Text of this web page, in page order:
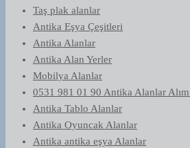
Taş plak alanlar
Antika Eşya Çeşitleri
Antika Alanlar
Antika Alan Yerler
Mobilya Alanlar
0531 981 01 90 Antika Alanlar Alım
Antika Tablo Alanlar
Antika Oyuncak Alanlar
Antika antika eşya Alanlar